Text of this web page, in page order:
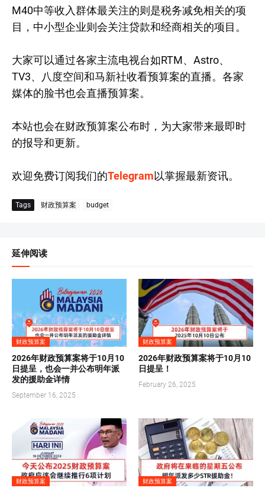
M40中等收入群体最关注的则是税务减免相关的项
目，中小型企业则会关注贷款和经商相关的项目。
大家可以通过各家主流电视台如RTM、Astro、
TV3、八度空间和马新社收看预算案的直播。各家
媒体的脸书也会直播预算案。
本站也会在财政预算案公布时，为大家带来最即时
的报导和更新。
欢迎免费订阅我们的Telegram以掌握最新资讯。
Tags 财政预算案 budget
延伸阅读
财政预算案
2026年财政预算案将于10月10
日提呈，也会一并公布明年派
发的援助金详情
September 16, 2025
财政预算案
2026年财政预算案将于10月10
日提呈！
February 26, 2025
财政预算案 财政预算案